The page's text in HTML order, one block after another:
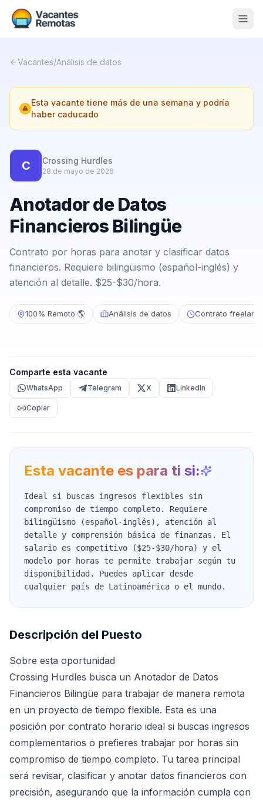
Nosotros
Contacto
Calculadora Freelance
Vacantes/Análisis de datos
Esta vacante tiene más de una semana y podría
haber caducado
C Crossing Hurdles
28 de mayo de 2026
Anotador de Datos
Financieros Bilingüe
Contrato por horas para anotar y clasificar datos
financieros. Requiere bilingüismo (español-inglés) y
atención al detalle. $25-$30/hora.
100% Remoto 🌎 Análisis de datos Contrato
Comparte esta vacante
WhatsApp Telegram X LinkedIn
Copiar
Esta vacante es para ti si:
Ideal si buscas ingresos flexibles sin
compromiso de tiempo completo. Requiere
bilingüismo (español-inglés), atención al
detalle y comprensión básica de finanzas. El
salario es competitivo ($25-$30/hora) y el
modelo por horas te permite trabajar según tu
disponibilidad. Puedes aplicar desde
cualquier país de Latinoamérica o el mundo.
Descripción del Puesto
Sobre esta oportunidad
Crossing Hurdles busca un Anotador de Datos
Financieros Bilingüe para trabajar de manera remota
en un proyecto de tiempo flexible. Esta es una
posición por contrato horario ideal si buscas ingresos
complementarios o prefieres trabajar por horas sin
compromiso de tiempo completo. Tu tarea principal
será revisar, clasificar y anotar datos financieros con
precisión, asegurando que la información cumpla con